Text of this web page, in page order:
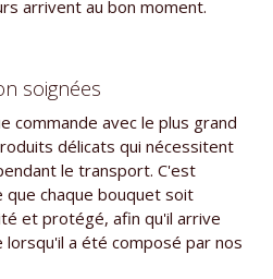
arrivent au bon moment.
soignées
commande avec le plus grand
délicats qui nécessitent
le transport. C'est
que chaque bouquet soit
et protégé, afin qu'il arrive
a été composé par nos